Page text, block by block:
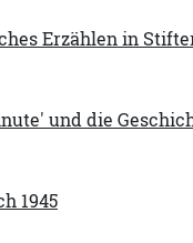
Erzählen in
und die
1945